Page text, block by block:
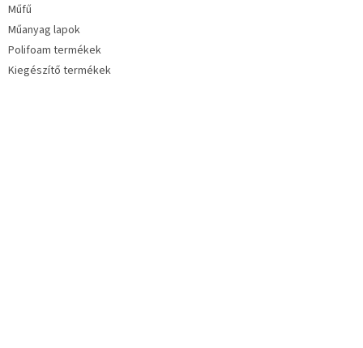
Műfű
Műanyag lapok
Polifoam termékek
Kiegészítő termékek